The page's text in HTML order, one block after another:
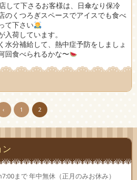
して下さるお客様は、日傘なり保冷
のくつろぎスペースでアイスでも食べ
て下さい
荷しています。
水分補給して、熱中症予防をしましょ
回食べられるかな〜
‹ 1 2
ン
まで 年中無休（正月のみお休み）